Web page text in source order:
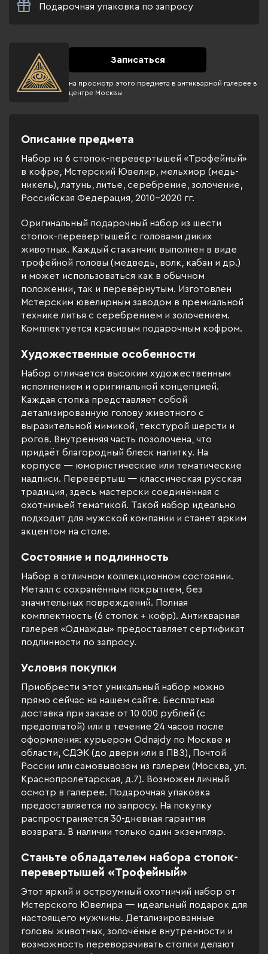
Подарочная упаковка по запросу
Записаться
на просмотр этого предмета в антикварной галерее в
центре Москвы
Описание предмета
Набор из 6 стопок-перевертышей «Трофейный»
в кофре, Мстерский Ювелир, мельхиор (медь-
никель), латунь, литье, серебрение, золочение,
Российская Федерация, 2010–2020 гг.
Оригинальный подарочный набор из шести
стопок-перевертышей с головами диких
животных. Каждый стаканчик выполнен в виде
трофейной головы (медведь, волк, кабан и др.)
и может использоваться как в обычном
положении, так и перевёрнутым. Изготовлен
Мстерским ювелирным заводом в премиальной
технике литья с серебрением и золочением.
Комплектуется красивым подарочным кофром.
Художественные особенности
Набор отличается высоким художественным
исполнением и оригинальной концепцией.
Каждая стопка представляет собой
детализированную голову животного с
выразительной мимикой, текстурой шерсти и
рогов. Внутренняя часть позолочена, что
придаёт благородный блеск напитку. На
корпусе — юмористические или тематические
надписи. Перевёртыш — классическая русская
традиция, здесь мастерски соединённая с
охотничьей тематикой. Такой набор идеально
подходит для мужской компании и станет ярким
акцентом на столе.
Состояние и подлинность
Набор в отличном коллекционном состоянии.
Металл с сохранённым покрытием, без
значительных повреждений. Полная
комплектность (6 стопок + кофр). Антикварная
галерея «Однажды» предоставляет сертификат
подлинности по запросу.
Условия покупки
Приобрести этот уникальный набор можно
прямо сейчас на нашем сайте. Бесплатная
доставка при заказе от 10 000 рублей (с
предоплатой) или в течение 24 часов после
оформления: курьером Odnajdy по Москве и
области, СДЭК (до двери или в ПВЗ), Почтой
России или самовывозом из галереи (Москва, ул.
Краснопролетарская, д.7). Возможен личный
осмотр в галерее. Подарочная упаковка
предоставляется по запросу. На покупку
распространяется 30-дневная гарантия
возврата. В наличии только один экземпляр.
Станьте обладателем набора стопок-
перевертышей «Трофейный»
Этот яркий и остроумный охотничий набор от
Мстерского Ювелира — идеальный подарок для
настоящего мужчины. Детализированные
головы животных, золочёные внутренности и
возможность переворачивать стопки делают